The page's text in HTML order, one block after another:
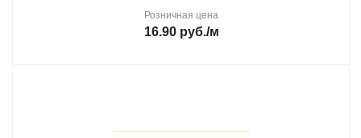
Розничная цена
16.90руб./м